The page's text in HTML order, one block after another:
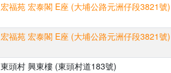
宏福苑 宏泰閣 E座 (大埔公路元洲仔段3821號)
宏福苑 宏泰閣 E座 (大埔公路元洲仔段3821號)
東頭村 興東樓 (東頭村道183號)